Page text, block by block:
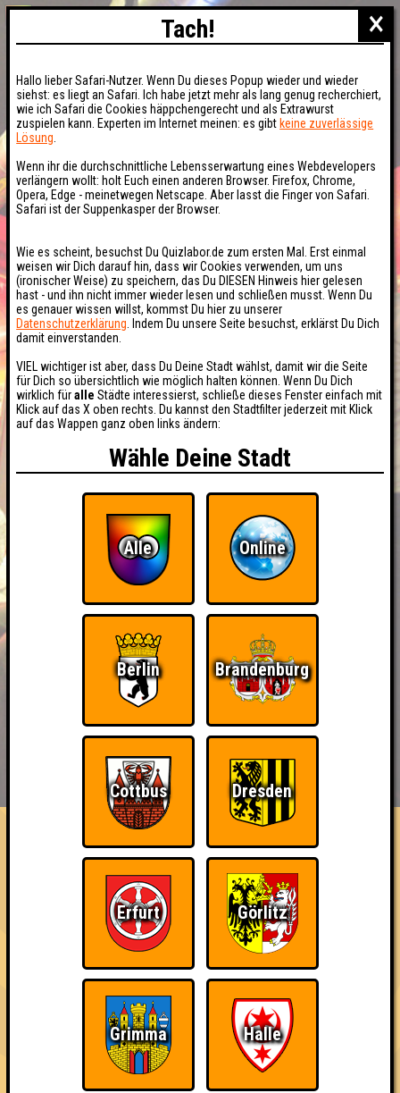
HIGHSCORE RESERVIERUNG
FAQ ÜBER UNS
Granger Zone
Errungenschaften
Kleiner Hinweis: bei uns sind Teams, die in einem Stechen
verlieren, trotzdem auf dem 1. Platz - den haben sie sich
schließlich verdient! Entsprechend gibt es für diese auch
Errungenschaften für den 1. Platz.
×
Tach!
Hallo lieber Safari-Nutzer. Wenn Du dieses Popup wieder und wieder
siehst: es liegt an Safari. Ich habe jetzt mehr als lang genug recherchiert,
wie ich Safari die Cookies häppchengerecht und als Extrawurst
zuspielen kann. Experten im Internet meinen: es gibt keine zuverlässige
Lösung
Wenn ihr die durchschnittliche Lebensserwartung eines Webdevelopers
verlängern wollt: holt Euch einen anderen Browser. Firefox, Chrome,
Opera, Edge - meinetwegen Netscape. Aber lasst die Finger von Safari.
Safari ist der Suppenkasper der Browser.
Wie es scheint, besuchst Du Quizlabor.de zum ersten Mal. Erst einmal
weisen wir Dich darauf hin, dass wir Cookies verwenden, um uns
(ironischer Weise) zu speichern, das Du DIESEN Hinweis hier gelesen
hast - und ihn nicht immer wieder lesen und schließen musst. Wenn Du
es genauer wissen willst, kommst Du hier zu unserer
Datenschutzerklärung . Indem Du unsere Seite besuchst, erklärst Du Dich
damit einverstanden.
VIEL wichtiger ist aber, dass Du Deine Stadt wählst, damit wir die Seite
für Dich so übersichtlich wie möglich halten können. Wenn Du Dich
wirklich füralle Städte interessierst, schließe dieses Fenster einfach mit
Klick auf das X oben rechts. Du kannst den Stadtfilter jederzeit mit Klick
auf das Wappen ganz oben links ändern:
Wähle Deine Stadt
Alle Online
Berlin Brandenburg
Cottbus Dresden
Erfurt Görlitz
Grimma Halle